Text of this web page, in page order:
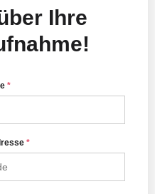
Ihre
*
*